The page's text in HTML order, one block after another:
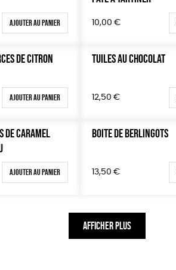
Ajouter au panier 10,00 €
DE CITRON
Ajouter au panier
TUILES AU CHOCOLAT
12,50 €
DE CARAMEL
Ajouter au panier
BOITE DE BERLINGOTS
13,50 €
AFFICHER PLUS